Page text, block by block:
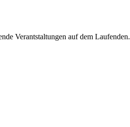
Verantstaltungen auf dem Laufenden.